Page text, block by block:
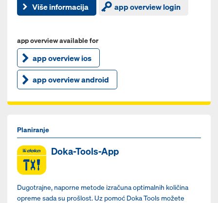
Više informacija app overview login
app overview available for
app overview ios
app overview android
Planiranje
Doka-Tools-App
Dugotrajne, naporne metode izračuna optimalnih količina
opreme sada su prošlost. Uz pomoć Doka Tools možete